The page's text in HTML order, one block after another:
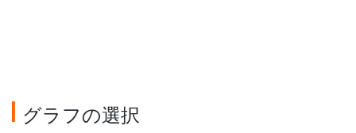
グラフの選択